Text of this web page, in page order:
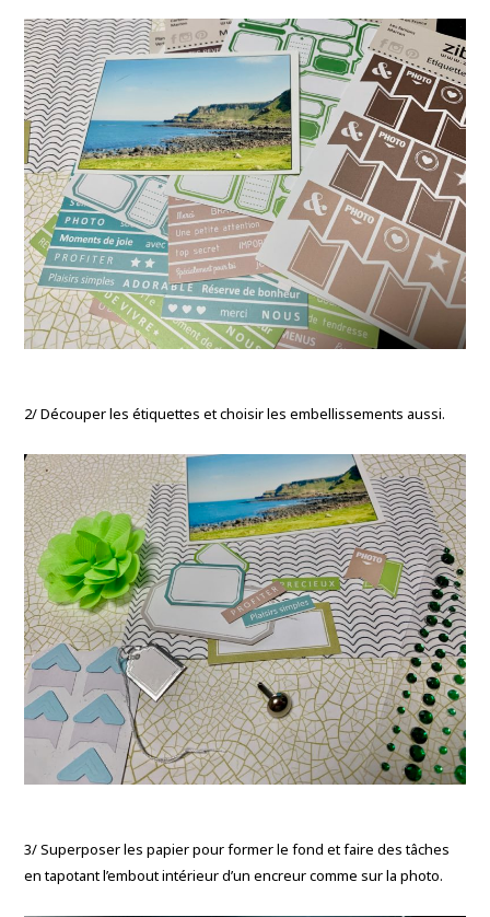
2/ Découper les étiquettes et choisir les embellissements aussi.
3/ Superposer les papier pour former le fond et faire des tâches
en tapotant l’embout intérieur d’un encreur comme sur la photo.